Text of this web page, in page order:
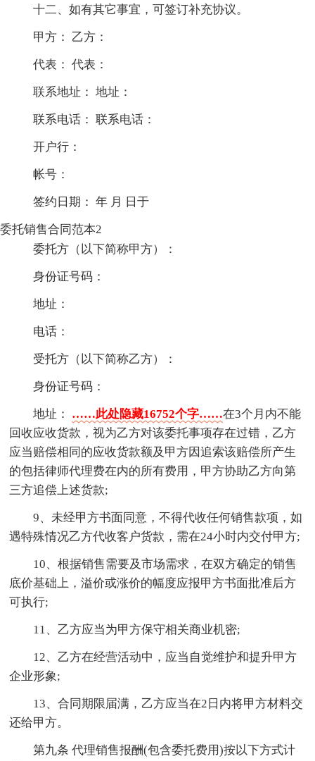
十二、如有其它事宜，可签订补充协议。
甲方： 乙方：
代表： 代表：
联系地址： 地址：
联系电话： 联系电话：
开户行：
帐号：
签约日期： 年 月 日于
委托销售合同范本2
委托方（以下简称甲方）：
身份证号码：
地址：
电话：
受托方（以下简称乙方）：
身份证号码：
地址： ……此处隐藏16752个字……在3个月内不能
回收应收货款，视为乙方对该委托事项存在过错，乙方
应当赔偿相同的应收货款额及甲方因追索该赔偿所产生
的包括律师代理费在内的所有费用，甲方协助乙方向第
三方追偿上述货款;
9、未经甲方书面同意，不得代收任何销售款项，如
遇特殊情况乙方代收客户货款，需在24小时内交付甲方;
10、根据销售需要及市场需求，在双方确定的销售
底价基础上，溢价或涨价的幅度应报甲方书面批准后方
可执行;
11、乙方应当为甲方保守相关商业机密;
12、乙方在经营活动中，应当自觉维护和提升甲方
企业形象;
13、合同期限届满，乙方应当在2日内将甲方材料交
还给甲方。
第九条 代理销售报酬(包含委托费用)按以下方式计